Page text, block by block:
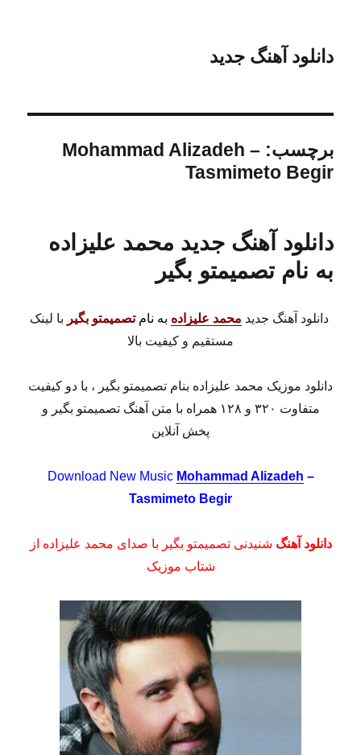
دانلود آهنگ جدید
برچسب: Mohammad Alizadeh –
Tasmimeto Begir
دانلود آهنگ جدید محمد علیزاده
به نام تصمیمتو بگیر
دانلود آهنگ جدید محمد علیزاده به نام تصمیمتو بگیر با لینک
مستقیم و کیفیت بالا
دانلود موزیک محمد علیزاده بنام تصمیمتو بگیر ، با دو کیفیت
متفاوت ۳۲۰ و ۱۲۸ همراه با متن آهنگ تصمیمتو بگیر و
پخش آنلاین
Download New Music Mohammad Alizadeh –
Tasmimeto Begir
دانلود آهنگ شنیدنی تصمیمتو بگیر با صدای محمد علیزاده از
شتاب موزیک